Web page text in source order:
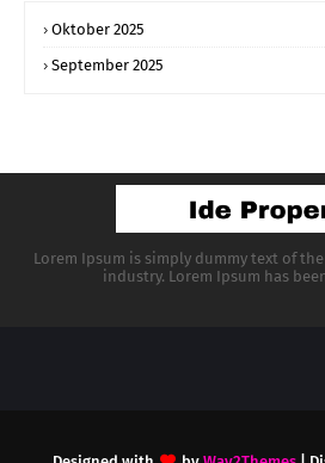
Oktober 2025
September 2025
Lorem Ipsum is simply dummy text of
industry. Lorem Ipsum has